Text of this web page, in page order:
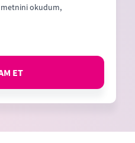
metnini okudum,
ET